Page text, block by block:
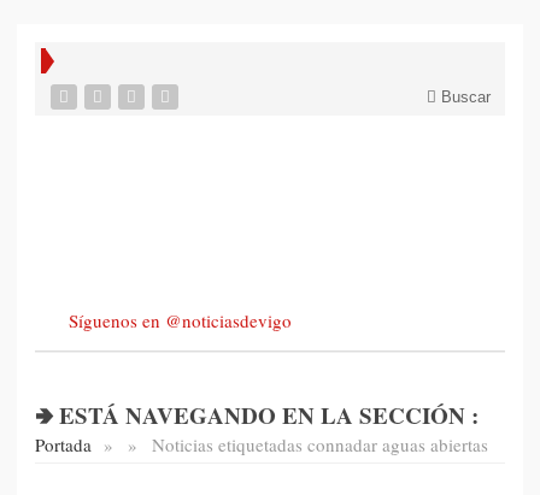
Buscar
Síguenos en @noticiasdevigo
🢂 ESTÁ NAVEGANDO EN LA SECCIÓN :
Portada » Noticias etiquetadas con
» nadar aguas abiertas